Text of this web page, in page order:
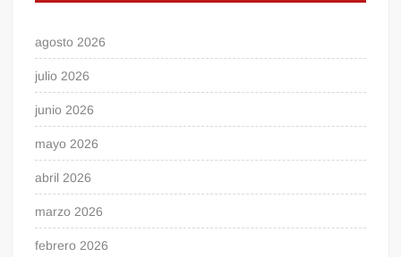
agosto 2026
julio 2026
junio 2026
mayo 2026
abril 2026
marzo 2026
febrero 2026